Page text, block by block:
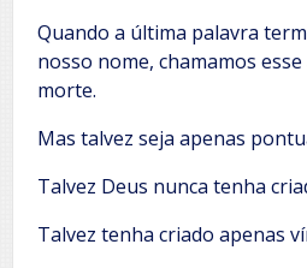
Quando a última palavra
nosso nome, chamamos
morte.
Mas talvez seja apenas
Talvez Deus nunca tenha
Talvez tenha criado apenas